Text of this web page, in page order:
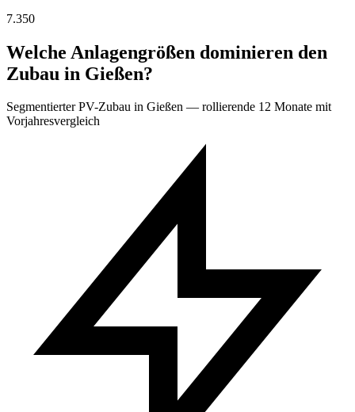
7.350
Welche Anlagengrößen dominieren den
Zubau in Gießen?
Segmentierter PV-Zubau in Gießen — rollierende 12 Monate mit
Vorjahresvergleich